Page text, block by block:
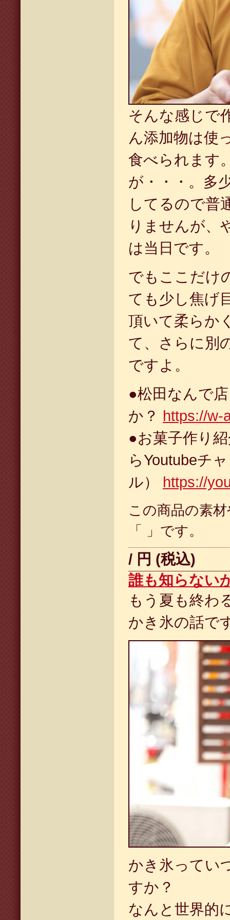
そんな感じで
ん添加物は使
食べられます
が・・・。多
してるので普
りませんが、
は当日です。
でもここだけ
ても少し焦げ
頂いて柔らか
て、さらに別
ですよ。
●松田なんで
か？ https://w-
●お菓子作り
らYoutubeチ
ル） https://
この商品の素
「 」です。
/ 円 (税込)
誰も知らない
もう夏も終わ
かき氷の話で
かき氷ってい
すか？
なんと世界的